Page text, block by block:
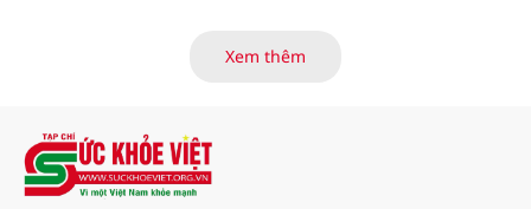
cho thấy nghệ mang lại không ít
Xem thêm